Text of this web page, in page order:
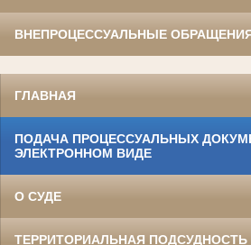
ВНЕПРОЦЕССУАЛЬНЫЕ
ГЛАВНАЯ
ПОДАЧА ПРОЦЕССУАЛЬНЫХ
ЭЛЕКТРОННОМ ВИДЕ
О СУДЕ
ТЕРРИТОРИАЛЬНАЯ ПОДСУДНОСТЬ